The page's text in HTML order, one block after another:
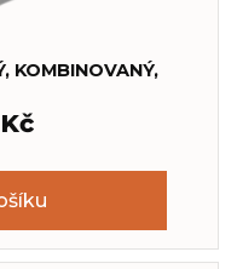
KOMBINOVANÝ,
Kč